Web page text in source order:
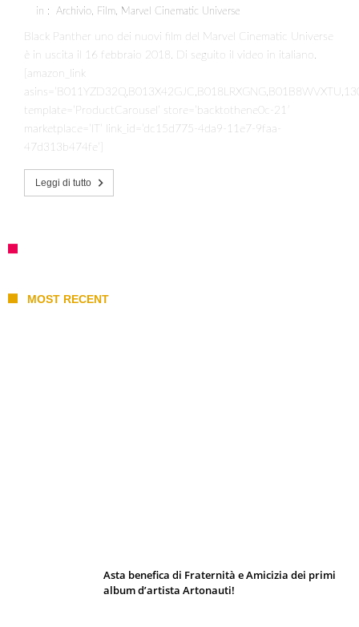
in : Archivio Film Marvel Cinematic Universe
Black Panther uno dei nuovi film del Marvel Cinematic Universe
è in uscita il 16 febbraio 2018. Di seguito il video in italiano.
[amazon_link
template=’ProductCarousel’ store=’backtothene0c-21′
marketplace=’IT’ link_id=’dc15d775-4da9-11e7-9faa-
47d313b474fe’]
Leggi di tutto
MOST RECENT
Asta benefica di Fraternità e Amicizia dei primi
album d’artista Artonauti!